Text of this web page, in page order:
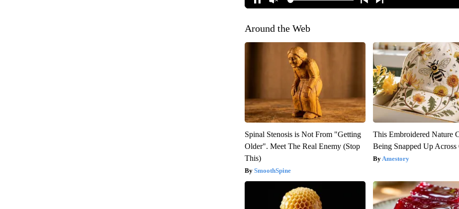
Around the Web
Spinal Stenosis is Not From "Getting
Older". Meet The Real Enemy (Stop
This)
SmoothSpine
This Embroidered Nature
Being Snapped Up Across
Amestory